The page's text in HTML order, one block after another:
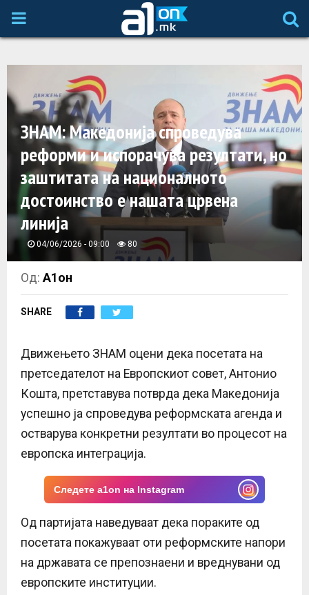
P
I
M
A
R
Y
M
E
N
U
ЗНАМ: Македонија спроведува
реформи и испорачува резултати, но
заштитата на националното
достоинство е нашата црвена
линија
04/06/2026 - 09:00 80
Од:А1он
SHARE
Движењето ЗНАМ оцени дека посетата на
претседателот на Европскиот совет, Антонио
Кошта, претставува потврда дека Македонија
успешно ја спроведува реформската агенда и
остварува конкретни резултати во процесот на
европска интеграција.
Следете a1on на Instagram
Од партијата наведуваат дека пораките од
посетата покажуваат оти реформските напори
на државата се препознаени и вреднувани од
европските институции.